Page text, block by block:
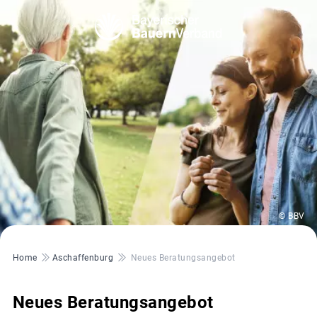
© BBV
Pfadnavigation
Home Aschaffenburg Neues Beratungsangebot
Neues Beratungsangebot